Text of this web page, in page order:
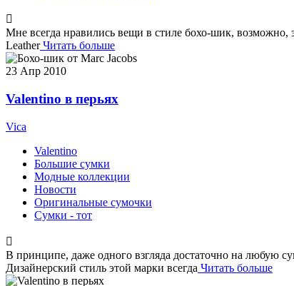
Мне всегда нравились вещи в стиле бохо-шик,
LeatherЧитать больше
23 Апр 2010
Valentino в перьях
Vica
Valentino
Большие сумки
Модные коллекции
Новости
Оригинальные сумочки
Сумки - тот
В принципе, даже одного взгляда достаточно на любую
Дизайнерский стиль этой марки всегда Читать больше